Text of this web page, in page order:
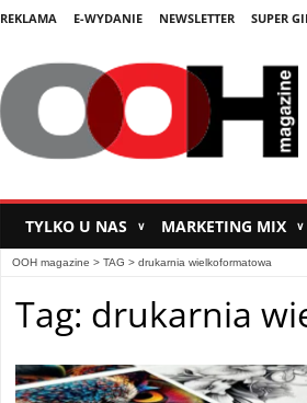
REKLAMA E-WYDANIE NEWSLETTER SUPER
TYLKO U NAS ∨ MARKETING MIX ∨
OOH magazine > TAG > drukarnia wielkoformatowa
Tag: drukarnia